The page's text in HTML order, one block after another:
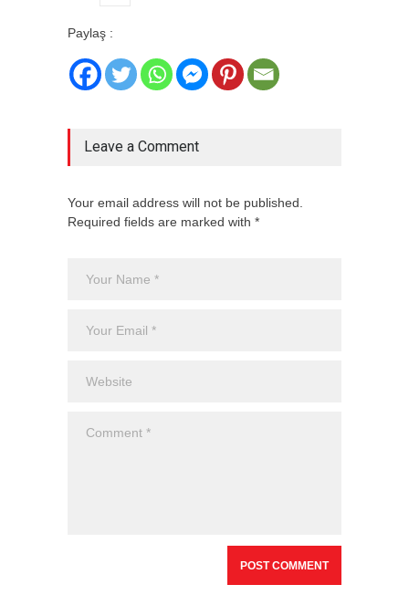
Paylaş :
Leave a Comment
Your email address will not be published.
Required fields are marked with *